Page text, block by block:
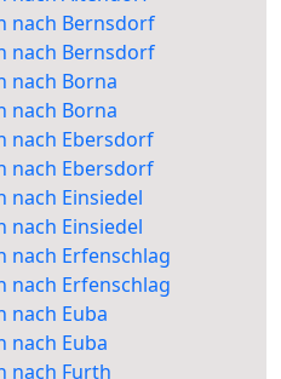
nach Bernsdorf
nach Bernsdorf
nach Borna
nach Borna
nach Ebersdorf
nach Ebersdorf
nach Einsiedel
nach Einsiedel
nach Erfenschlag
nach Erfenschlag
nach Euba
nach Euba
nach Furth